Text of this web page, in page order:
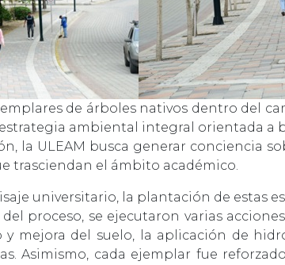
de árboles nativos dentro del
ambiental integral orientada a
la ULEAM busca generar conciencia
trasciendan el ámbito académico.
universitario, la plantación de estas
proceso, se ejecutaron varias
mejora del suelo, la aplicación de
Asimismo, cada ejemplar fue